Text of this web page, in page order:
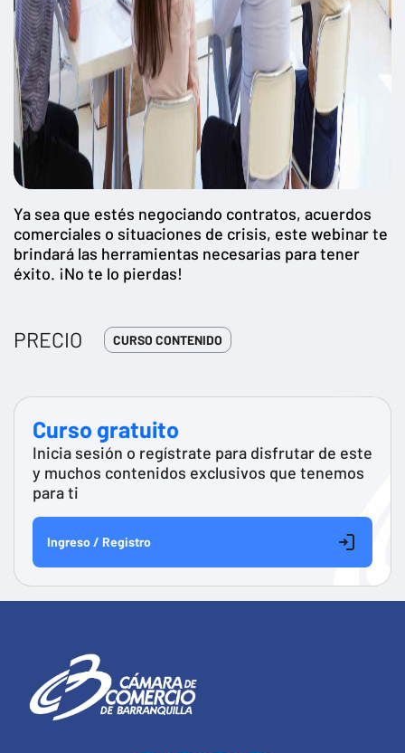
Ya sea que estés negociando contratos, acuerdos
comerciales o situaciones de crisis, este webinar te
brindará las herramientas necesarias para tener
éxito. ¡No te lo pierdas!
PRECIO CURSO CONTENIDO
Curso gratuito
Inicia sesión o regístrate para disfrutar de este
y muchos contenidos exclusivos que tenemos
para ti
Ingreso / Registro